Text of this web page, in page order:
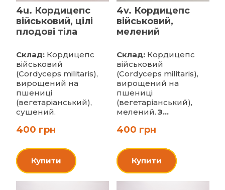
4u. Кордицепс
військовий, цілі
плодові тіла
Склад: Кордицепс
військовий
(Cordyceps militaris),
вирощений на
пшениці
(вегетаріанський),
сушений.
400 грн
Купити
4v. Кордицепс
військовий,
мелений
Склад:Кордицепс
військовий
(Cordyceps militaris),
вирощений на
пшениці
(вегетаріанський),
мелений. З...
400 грн
Купити